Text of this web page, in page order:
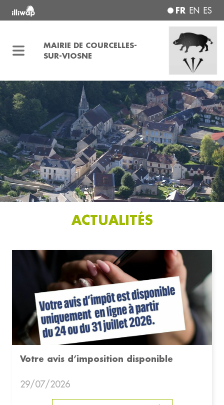
FR EN ES
MAIRIE DE COURCELLES-
SUR-VIOSNE
ACTUALITÉS
Votre avis d’imposition disponible
29/07/2026